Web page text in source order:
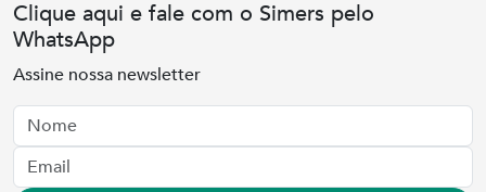
Clique aqui e fale com o Simers pelo
WhatsApp
Assine nossa newsletter
Nome
Email